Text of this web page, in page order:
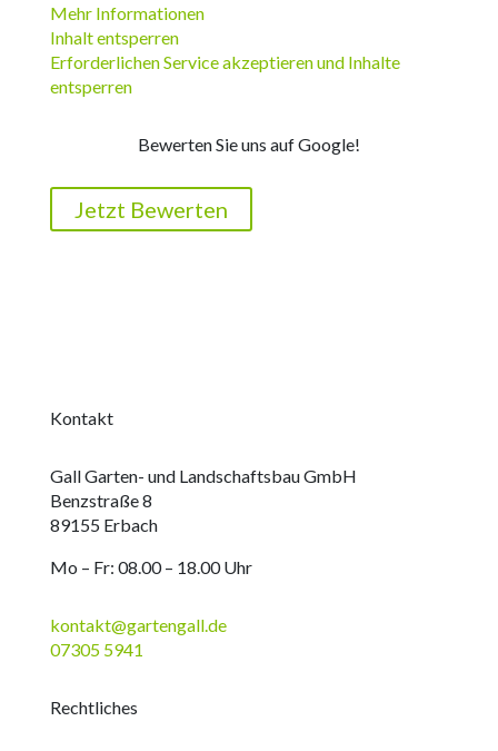
Mehr Informationen
Inhalt entsperren
Erforderlichen Service akzeptieren und Inhalte
entsperren
Bewerten Sie uns auf Google!
Jetzt Bewerten
Kontakt
Gall Garten- und Landschaftsbau GmbH
Benzstraße 8
89155 Erbach
Mo – Fr: 08.00 – 18.00 Uhr
kontakt@gartengall.de
07305 5941
Rechtliches